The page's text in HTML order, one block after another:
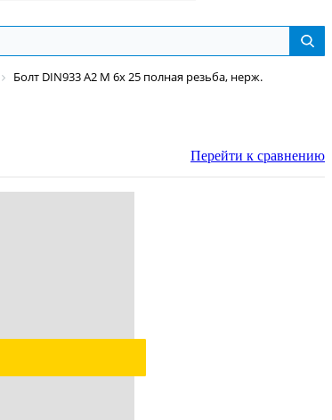
Болт DIN933 А2 М 6х 25 полная резьба, нерж.
Перейти к сравнению